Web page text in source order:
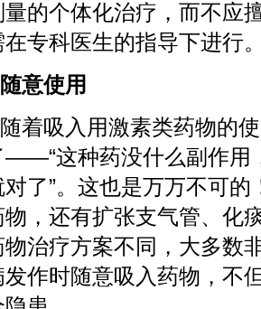
量的个体化治疗，而不应
专科医生的指导下进行
意使用
着吸入用激素类药物的
——“这种药没什么副作用
了”。这也是万万不可的
，还有扩张支气管、化
治疗方案不同，大多数
作时随意吸入药物，不